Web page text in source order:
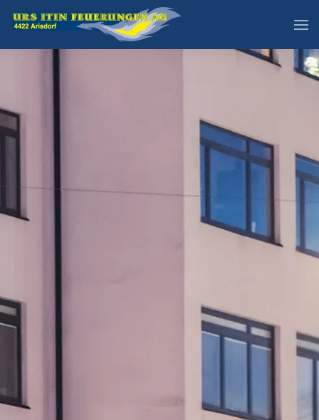
Skip to main content